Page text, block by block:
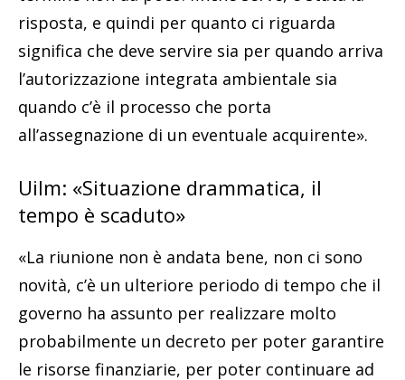
risposta, e quindi per quanto ci riguarda
significa che deve servire sia per quando arriva
l’autorizzazione integrata ambientale sia
quando c’è il processo che porta
all’assegnazione di un eventuale acquirente».
Uilm: «Situazione drammatica, il
tempo è scaduto»
«La riunione non è andata bene, non ci sono
novità, c’è un ulteriore periodo di tempo che il
governo ha assunto per realizzare molto
probabilmente un decreto per poter garantire
le risorse finanziarie, per poter continuare ad